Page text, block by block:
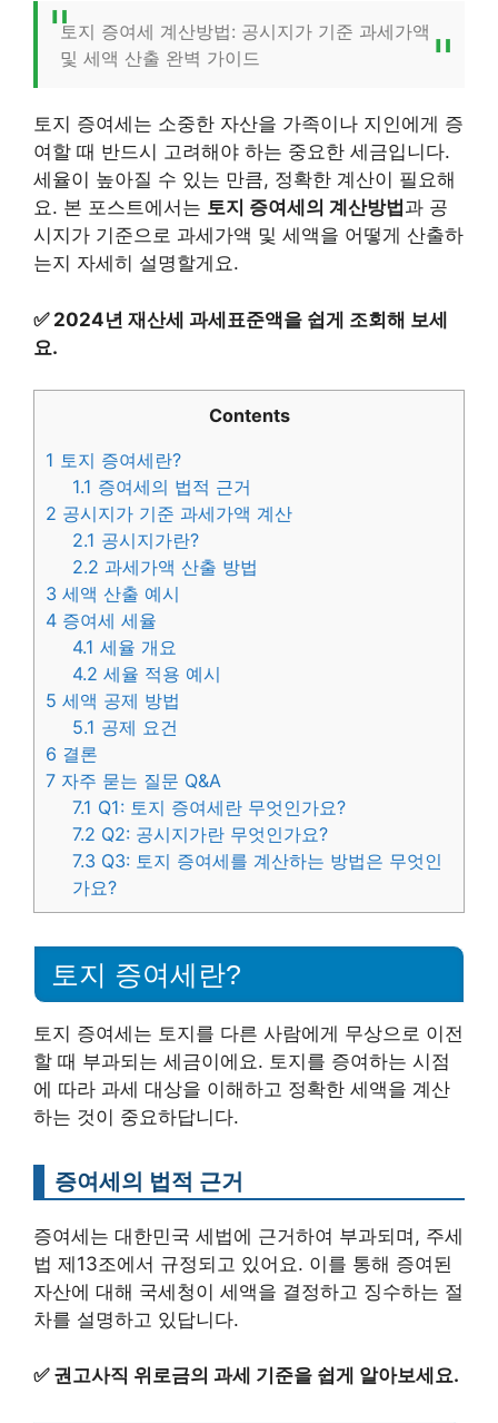
토지 증여세 계산방법: 공시지가 기준 과세가액
및 세액 산출 완벽 가이드
토지 증여세는 소중한 자산을 가족이나 지인에게 증
여할 때 반드시 고려해야 하는 중요한 세금입니다.
세율이 높아질 수 있는 만큼, 정확한 계산이 필요해
요. 본 포스트에서는 토지 증여세의 계산방법 과 공
시지가 기준으로 과세가액 및 세액을 어떻게 산출하
는지 자세히 설명할게요.
✅ 2024년 재산세 과세표준액을 쉽게 조회해 보세
요.
Contents
1 토지 증여세란?
1.1 증여세의 법적 근거
2 공시지가 기준 과세가액 계산
2.1 공시지가란?
2.2 과세가액 산출 방법
3 세액 산출 예시
4 증여세 세율
4.1 세율 개요
4.2 세율 적용 예시
5 세액 공제 방법
5.1 공제 요건
6 결론
7 자주 묻는 질문 Q&A
7.1 Q1: 토지 증여세란 무엇인가요?
7.2 Q2: 공시지가란 무엇인가요?
7.3 Q3: 토지 증여세를 계산하는 방법은 무엇인
가요?
토지 증여세란?
토지 증여세는 토지를 다른 사람에게 무상으로 이전
할 때 부과되는 세금이에요. 토지를 증여하는 시점
에 따라 과세 대상을 이해하고 정확한 세액을 계산
하는 것이 중요하답니다.
증여세의 법적 근거
증여세는 대한민국 세법에 근거하여 부과되며, 주세
법 제13조에서 규정되고 있어요. 이를 통해 증여된
자산에 대해 국세청이 세액을 결정하고 징수하는 절
차를 설명하고 있답니다.
✅ 권고사직 위로금의 과세 기준을 쉽게 알아보세요.